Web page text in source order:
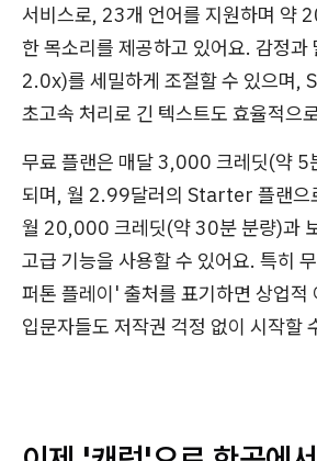
서비스로, 23개 언어를 지원하며 약
한 목소리를 제공하고 있어요. 감정과
2.0x)를 세밀하게 조절할 수 있으며,
초고속 처리로 긴 텍스트도 효율적으
무료 플랜은 매달 3,000 크레딧(약 5
되며, 월 2.99달러의 Starter 플랜으
월 20,000 크레딧(약 30분 분량)과
고급 기능을 사용할 수 있어요. 특히
퍼톤 플레이' 출처를 표기하면 상업적
입문자들도 저작권 걱정 없이 시작할